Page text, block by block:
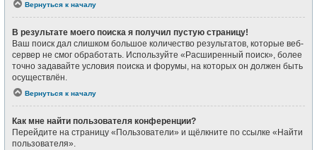
Вернуться к началу
В результате моего поиска я получил пустую страницу!
Ваш поиск дал слишком большое количество результатов, которые веб-
сервер не смог обработать. Используйте «Расширенный поиск», более
точно задавайте условия поиска и форумы, на которых он должен быть
осуществлён.
Вернуться к началу
Как мне найти пользователя конференции?
Перейдите на страницу «Пользователи» и щёлкните по ссылке «Найти
пользователя».